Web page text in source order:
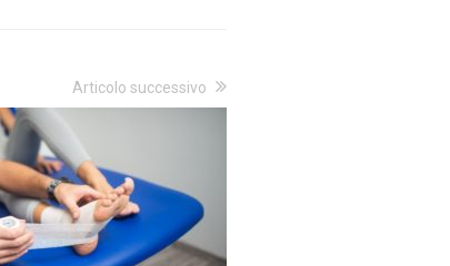
Articolo successivo